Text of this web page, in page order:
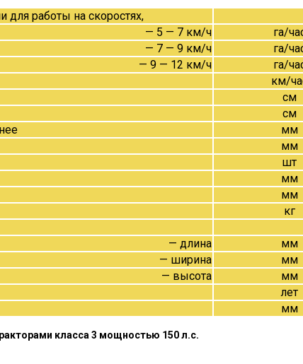
для работы на скоростях,
— 5 — 7 км/ч
га/
— 7 — 9 км/ч
га/
— 9 — 12 км/ч
га/
км/
см
см
мм
мм
шт
мм
мм
кг
— длина
мм
— ширина
мм
— высота
мм
лет
мм
класса 3 мощностью 150 л.с.